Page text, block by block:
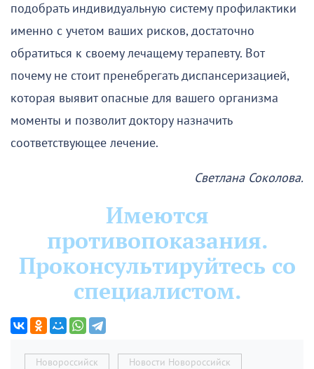
подобрать индивидуальную систему профилактики
именно с учетом ваших рисков, достаточно
обратиться к своему лечащему терапевту. Вот
почему не стоит пренебрегать диспансеризацией,
которая выявит опасные для вашего организма
моменты и позволит доктору назначить
соответствующее лечение.
Светлана Соколова.
Имеются
противопоказания.
Проконсультируйтесь со
специалистом.
Новороссийск Новости Новороссийск